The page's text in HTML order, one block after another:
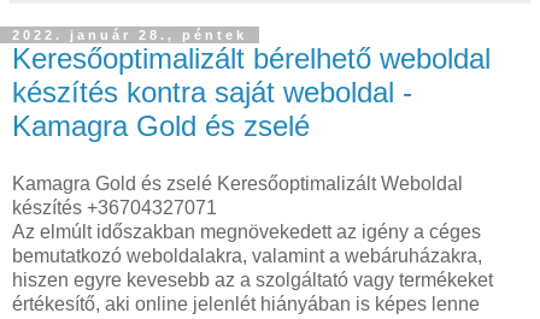
2022. január 28., péntek
Keresőoptimalizált bérelhető weboldal
készítés kontra saját weboldal -
Kamagra Gold és zselé
Kamagra Gold és zselé Keresőoptimalizált Weboldal
készítés +36704327071
Az elmúlt időszakban megnövekedett az igény a céges
bemutatkozó weboldalakra, valamint a webáruházakra,
hiszen egyre kevesebb az a szolgáltató vagy termékeket
értékesítő, aki online jelenlét hiányában is képes lenne